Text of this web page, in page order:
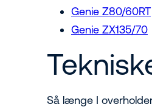
Genie Z80/60RT
Genie ZX135/70
Så længe I